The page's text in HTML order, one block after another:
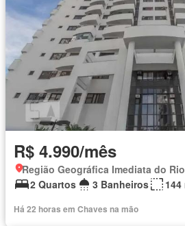
R$ 4.990/mês
2 Quartos
3 Banheiros 144
Há 22 horas em Chaves na mão